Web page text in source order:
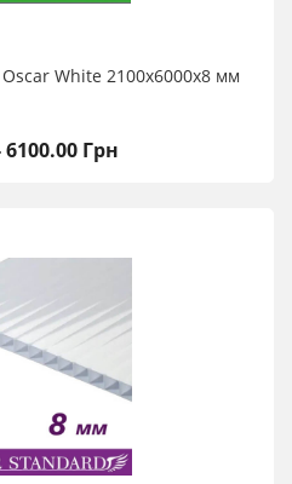
White 2100х6000х8 мм
6100.00 Грн